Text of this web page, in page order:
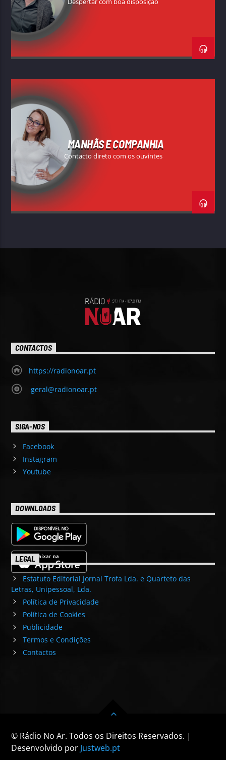
MANHÃS E COMPANHIA
Contacto direto com os ouvintes
CONTACTOS
https://radionoar.pt
geral@radionoar.pt
SIGA-NOS
Facebook
Instagram
Youtube
DOWNLOADS
LEGAL
Estatuto Editorial Jornal Trofa Lda. e Quarteto das
Letras, Unipessoal, Lda.
Política de Privacidade
Política de Cookies
Publicidade
Termos e Condições
Contactos
© Rádio No Ar. Todos os Direitos Reservados. |
Desenvolvido por Justweb.pt